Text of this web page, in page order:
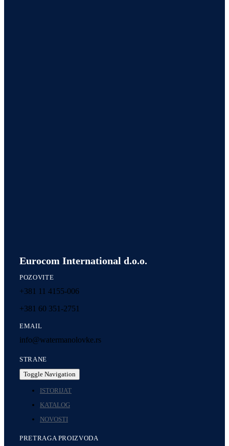
Eurocom International d.o.o.
POZOVITE
+381 11 4155-006
+381 60 351-2751
EMAIL
info@watermanolovke.rs
STRANE
Toggle Navigation
ISTORIJAT
KATALOG
NOVOSTI
PRETRAGA PROIZVODA